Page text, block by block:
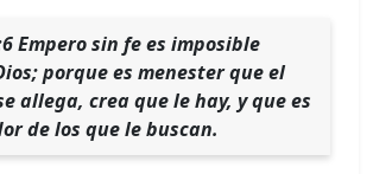
Empero sin fe es imposible
porque es menester que el
allega, crea que le hay, y que es
de los que le buscan.